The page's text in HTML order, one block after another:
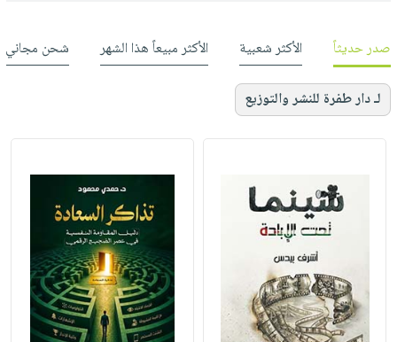
صدر حديثاً الأكثر شعبية الأكثر مبيعاً هذا الشهر شحن مجاني
لـ دار طفرة للنشر والتوزيع